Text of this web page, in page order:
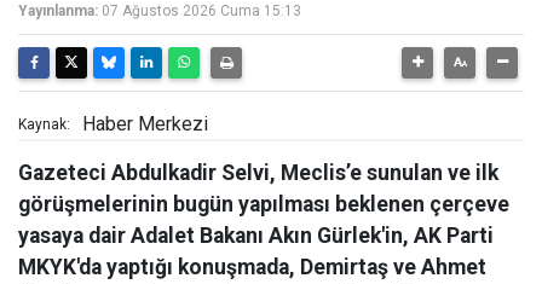
Yayınlanma: 07 Ağustos 2026 Cuma 15:13
Kaynak: Haber Merkezi
Gazeteci Abdulkadir Selvi, Meclis’e sunulan ve ilk
görüşmelerinin bugün yapılması beklenen çerçeve
yasaya dair Adalet Bakanı Akın Gürlek'in, AK Parti
MKYK'da yaptığı konuşmada, Demirtaş ve Ahmet